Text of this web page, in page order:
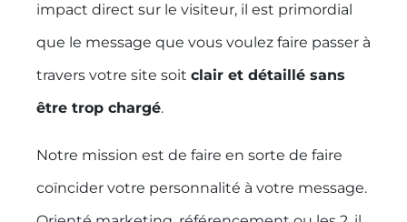
impact direct sur le visiteur, il est primordial
que le message que vous voulez faire passer à
travers votre site soit clair et détaillé sans
être trop chargé.
Notre mission est de faire en sorte de faire
coïncider votre personnalité à votre message.